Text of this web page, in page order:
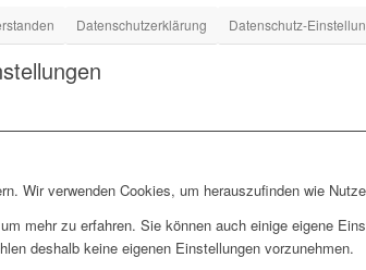
Datenschutzerklärung Datenschutz-
Wir verwenden Cookies, um herauszufinden wie
mehr zu erfahren. Sie können auch einige eigene
deshalb keine eigenen Einstellungen vorzunehmen.